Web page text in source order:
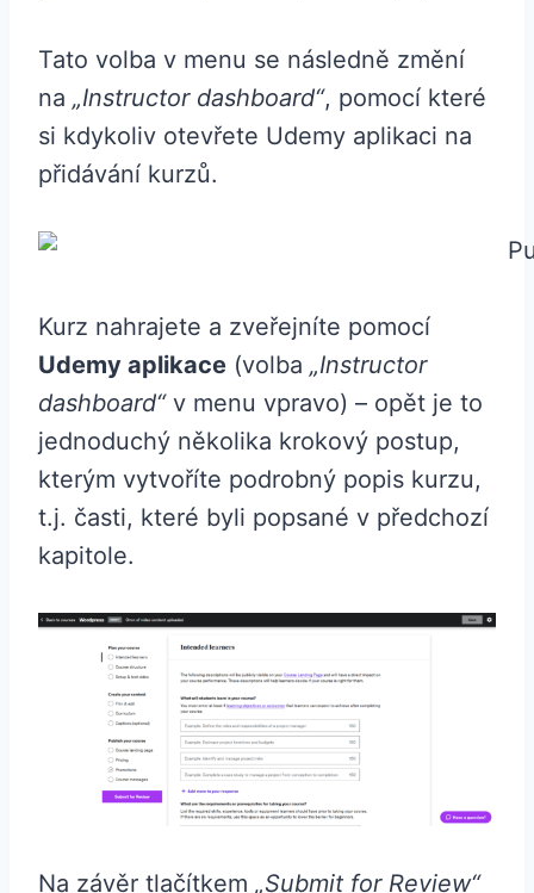
Tato volba v menu se následně změní
na „Instructor dashboard“, pomocí které
si kdykoliv otevřete Udemy aplikaci na
přidávání kurzů.
Kurz nahrajete a zveřejníte pomocí
Udemy aplikace (volba „Instructor
dashboard“ v menu vpravo) – opět je to
jednoduchý několika krokový postup,
kterým vytvoříte podrobný popis kurzu,
t.j. časti, které byli popsané v předchozí
kapitole.
Na závěr tlačítkem „Submit for Review“